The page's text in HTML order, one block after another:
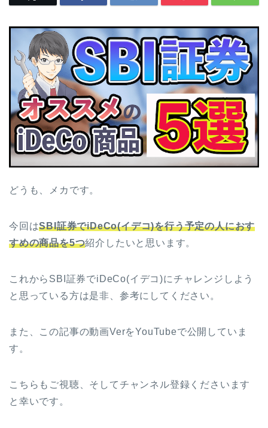
どうも、メカです。
今回はSBI証券でiDeCo(イデコ)を行う予定の人におす
すめの商品を5つ紹介したいと思います。
これからSBI証券でiDeCo(イデコ)にチャレンジしよう
と思っている方は是非、参考にしてください。
また、この記事の動画VerをYouTubeで公開していま
す。
こちらもご視聴、そしてチャンネル登録くださいます
と幸いです。